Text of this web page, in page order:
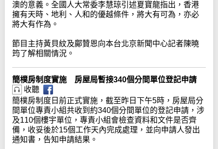
澳的意義。全國人大常委李慧琼引述夏寶龍指出，香港
擁有天時、地利、人和的優越條件，將大有可為，亦必
將大有作為。
節目主持黃貝紋及鄺贊恩向本台北京新聞中心記者陳曉
筠了解相關情況。
簡樸房制度實施 房屋局暫接340個分間單位登記申請
收聽
簡樸房制度日前正式實施，截至昨日下午5時，房屋局分
間單位專責小組共收到約340個分間單位的登記申請，涉
及110個樓宇單位，專責小組會檢查資料和文件是否齊
備，收妥後於15個工作天內完成處理，並向申請人發出
通知書，告知申請結果。